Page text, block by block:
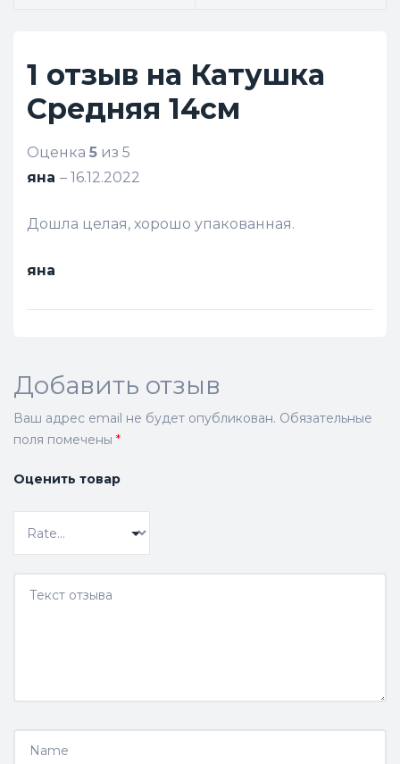
1 отзыв на Катушка
Средняя 14см
Оценка 5 из 5
яна – 16.12.2022
Дошла целая, хорошо упакованная.
яна
Добавить отзыв
Ваш адрес email не будет опубликован. Обязательные
поля помечены *
Оценить товар